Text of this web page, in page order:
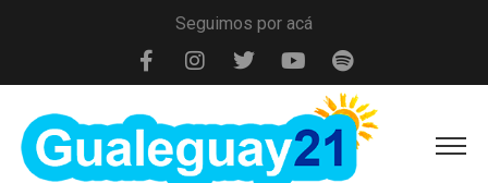
Seguimos por acá